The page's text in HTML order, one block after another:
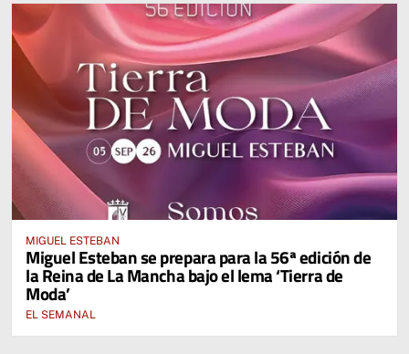
MIGUEL ESTEBAN
Miguel Esteban se prepara para la 56ª edición de
la Reina de La Mancha bajo el lema ‘Tierra de
Moda’
EL SEMANAL